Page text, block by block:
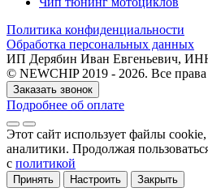
Политика конфиденциальности
Обработка персональных данных
ИП Дерябин Иван Евгеньевич,
© NEWCHIP 2019 - 2026. Все
Заказать звонок
Подробнее об оплате
Этот сайт использует файлы cookie
аналитики. Продолжая
с политикой
Принять Настроить Закрыть